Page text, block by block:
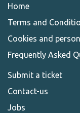
Home
Terms and
Cookies and
Frequently Asked
Submit a ticket
Contact-us​
Jobs